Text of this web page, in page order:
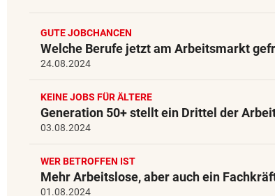
GUTE JOBCHANCEN
Welche Berufe jetzt am Arbeitsmarkt
24.08.2024
KEINE JOBS FÜR ÄLTERE
Generation 50+ stellt ein Drittel der
03.08.2024
WER BETROFFEN IST
Mehr Arbeitslose, aber auch ein
01.08.2024